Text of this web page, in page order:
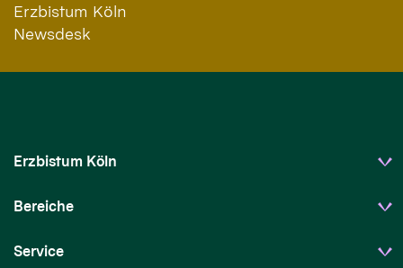
Erzbistum Köln
Newsdesk
Erzbistum Köln
Bereiche
Service